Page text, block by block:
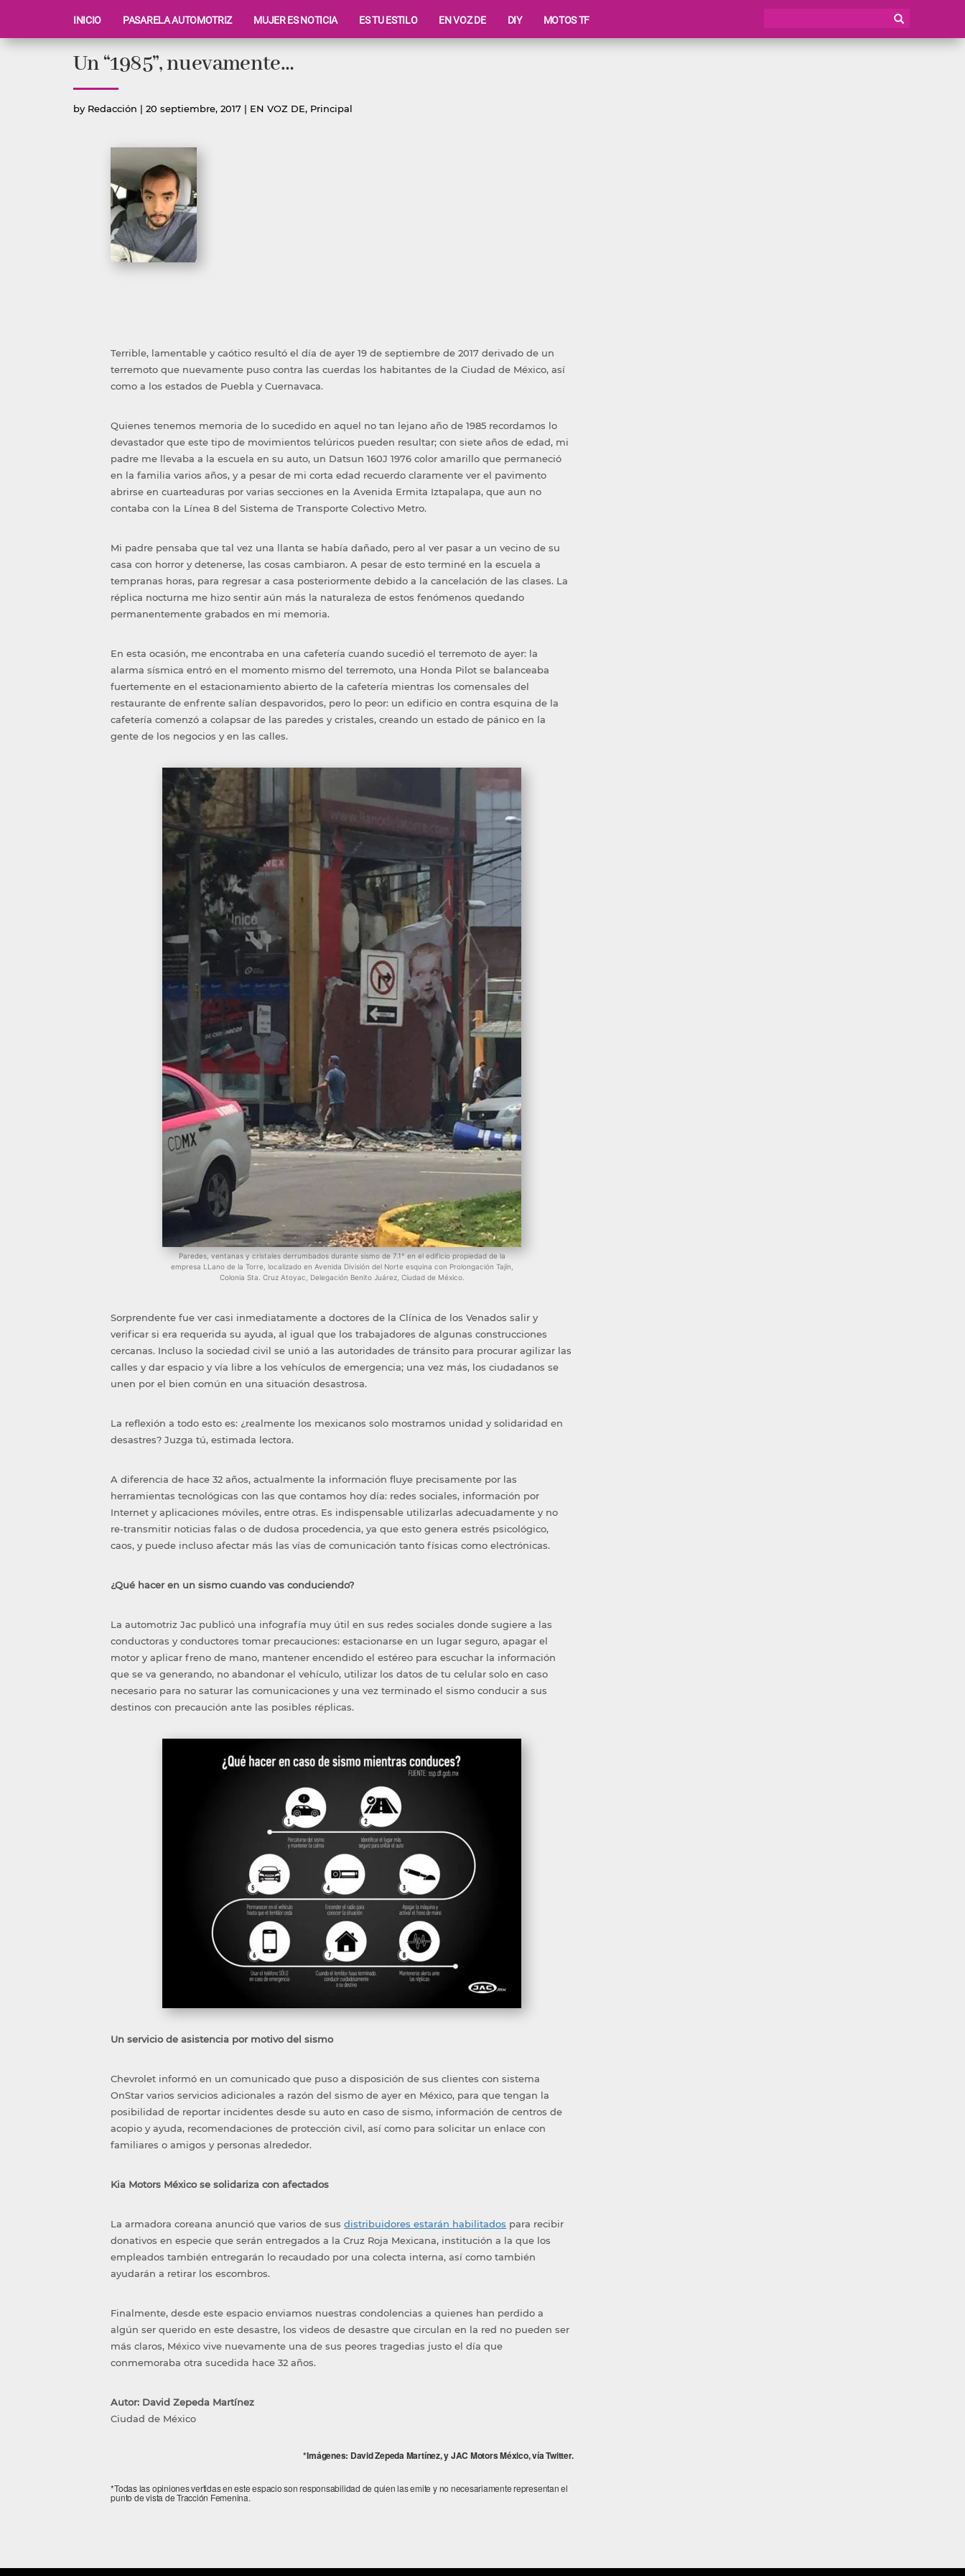
INICIO PASARELA AUTOMOTRIZ MUJER ES NOTICIA ES TU ESTILO EN VOZ DE DIY MOTOS TF
Un “1985”, nuevamente…
by Publicado
Redacción | 20 septiembre, 2017 | Publicada
EN VOZ DE, Principal
Terrible, lamentable y caótico resultó el día de ayer 19 de septiembre de 2017 derivado de un
terremoto que nuevamente puso contra las cuerdas los habitantes de la Ciudad de México, así
como a los estados de Puebla y Cuernavaca.
Quienes tenemos memoria de lo sucedido en aquel no tan lejano año de 1985 recordamos lo
devastador que este tipo de movimientos telúricos pueden resultar; con siete años de edad, mi
padre me llevaba a la escuela en su auto, un Datsun 160J 1976 color amarillo que permaneció
en la familia varios años, y a pesar de mi corta edad recuerdo claramente ver el pavimento
abrirse en cuarteaduras por varias secciones en la Avenida Ermita Iztapalapa, que aun no
contaba con la Línea 8 del Sistema de Transporte Colectivo Metro.
Mi padre pensaba que tal vez una llanta se había dañado, pero al ver pasar a un vecino de su
casa con horror y detenerse, las cosas cambiaron. A pesar de esto terminé en la escuela a
tempranas horas, para regresar a casa posteriormente debido a la cancelación de las clases. La
réplica nocturna me hizo sentir aún más la naturaleza de estos fenómenos quedando
permanentemente grabados en mi memoria.
En esta ocasión, me encontraba en una cafetería cuando sucedió el terremoto de ayer: la
alarma sísmica entró en el momento mismo del terremoto, una Honda Pilot se balanceaba
fuertemente en el estacionamiento abierto de la cafetería mientras los comensales del
restaurante de enfrente salían despavoridos, pero lo peor: un edificio en contra esquina de la
cafetería comenzó a colapsar de las paredes y cristales, creando un estado de pánico en la
gente de los negocios y en las calles.
Paredes, ventanas y cristales derrumbados durante sismo de 7.1° en el edificio propiedad de la
empresa LLano de la Torre, localizado en Avenida División del Norte esquina con Prolongación Tajín,
Colonia Sta. Cruz Atoyac, Delegación Benito Juárez, Ciudad de México.
Sorprendente fue ver casi inmediatamente a doctores de la Clínica de los Venados salir y
verificar si era requerida su ayuda, al igual que los trabajadores de algunas construcciones
cercanas. Incluso la sociedad civil se unió a las autoridades de tránsito para procurar agilizar las
calles y dar espacio y vía libre a los vehículos de emergencia; una vez más, los ciudadanos se
unen por el bien común en una situación desastrosa.
La reflexión a todo esto es: ¿realmente los mexicanos solo mostramos unidad y solidaridad en
desastres? Juzga tú, estimada lectora.
A diferencia de hace 32 años, actualmente la información fluye precisamente por las
herramientas tecnológicas con las que contamos hoy día: redes sociales, información por
Internet y aplicaciones móviles, entre otras. Es indispensable utilizarlas adecuadamente y no
re-transmitir noticias falas o de dudosa procedencia, ya que esto genera estrés psicológico,
caos, y puede incluso afectar más las vías de comunicación tanto físicas como electrónicas.
¿Qué hacer en un sismo cuando vas conduciendo?
La automotriz Jac publicó una infografía muy útil en sus redes sociales donde sugiere a las
conductoras y conductores tomar precauciones: estacionarse en un lugar seguro, apagar el
motor y aplicar freno de mano, mantener encendido el estéreo para escuchar la información
que se va generando, no abandonar el vehículo, utilizar los datos de tu celular solo en caso
necesario para no saturar las comunicaciones y una vez terminado el sismo conducir a sus
destinos con precaución ante las posibles réplicas.
Un servicio de asistencia por motivo del sismo
Chevrolet informó en un comunicado que puso a disposición de sus clientes con sistema
OnStar varios servicios adicionales a razón del sismo de ayer en México, para que tengan la
posibilidad de reportar incidentes desde su auto en caso de sismo, información de centros de
acopio y ayuda, recomendaciones de protección civil, así como para solicitar un enlace con
familiares o amigos y personas alrededor.
Kia Motors México se solidariza con afectados
La armadora coreana anunció que varios de susdistribuidores estarán habilitados para recibir
donativos en especie que serán entregados a la Cruz Roja Mexicana, institución a la que los
empleados también entregarán lo recaudado por una colecta interna, así como también
ayudarán a retirar los escombros.
Finalmente, desde este espacio enviamos nuestras condolencias a quienes han perdido a
algún ser querido en este desastre, los videos de desastre que circulan en la red no pueden ser
más claros, México vive nuevamente una de sus peores tragedias justo el día que
conmemoraba otra sucedida hace 32 años.
Autor: David Zepeda Martínez
Ciudad de México
*Imágenes: David Zepeda Martínez, y JAC Motors México, vía Twitter.
*Todas las opiniones vertidas en este espacio son responsabilidad de quien las emite y no necesariamente representan el
punto de vista de Tracción Femenina.